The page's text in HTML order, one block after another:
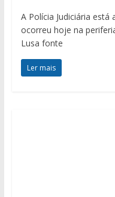
A Polícia Judiciária está
ocorreu hoje na
Lusa fonte
Ler mais